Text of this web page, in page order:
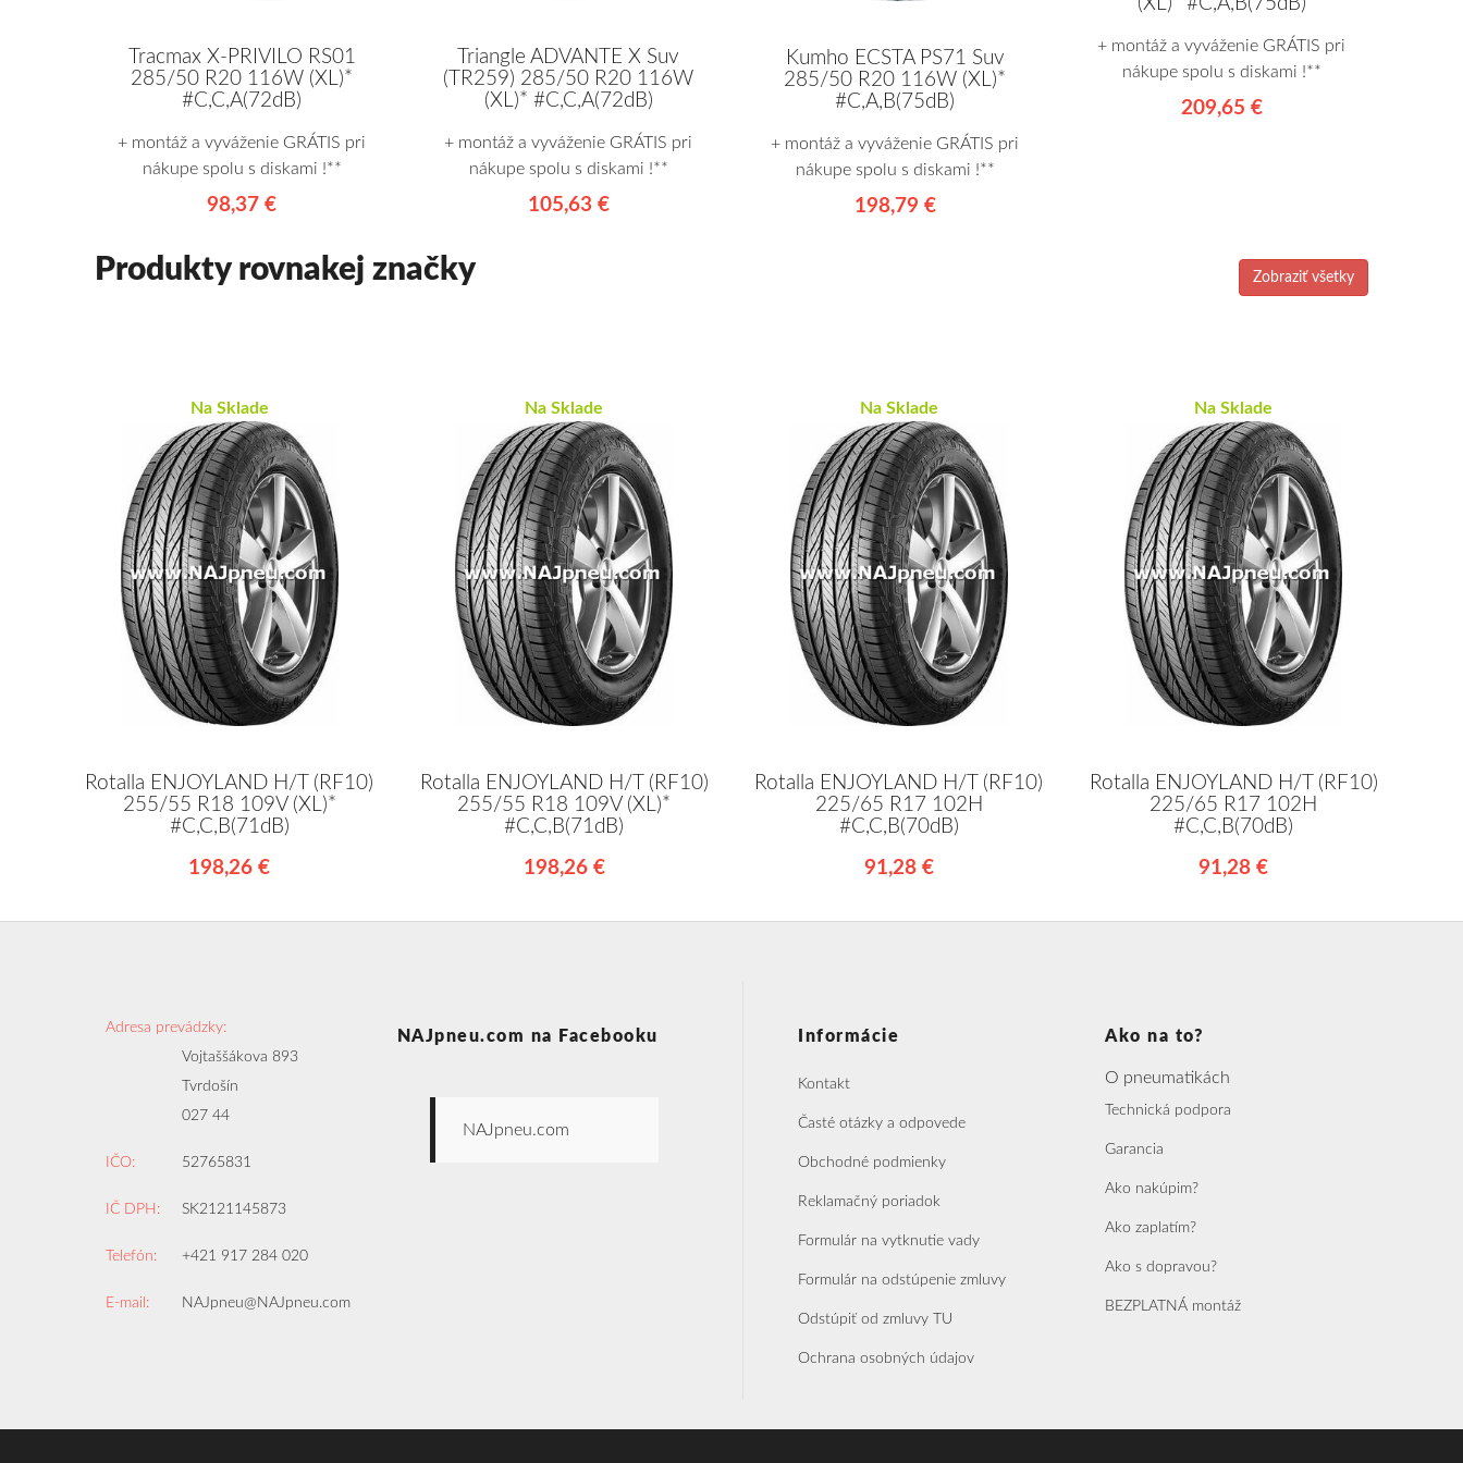
Tracmax X-PRIVILO RS01
285/50 R20 116W (XL)*
#C,C,A(72dB)
+ montáž a vyváženie GRÁTIS pri
nákupe spolu s diskami !**
98,37 €
Triangle ADVANTE X Suv
(TR259) 285/50 R20 116W
(XL)* #C,C,A(72dB)
+ montáž a vyváženie GRÁTIS pri
nákupe spolu s diskami !**
105,63 €
Kumho ECSTA PS71 Suv
285/50 R20 116W (XL)*
#C,A,B(75dB)
+ montáž a vyváženie GRÁTIS pri
nákupe spolu s diskami !**
198,79 €
+ montáž a vyváženie GRÁTIS pri
nákupe spolu s diskami !**
209,65 €
Produkty rovnakej značky Zobraziť všetky
Na Sklade
Rotalla ENJOYLAND H/T (RF10)
255/55 R18 109V (XL)*
#C,C,B(71dB)
198,26 €
Na Sklade
Rotalla ENJOYLAND H/T (RF10)
255/55 R18 109V (XL)*
#C,C,B(71dB)
198,26 €
Na Sklade
Rotalla ENJOYLAND H/T (RF10)
225/65 R17 102H
#C,C,B(70dB)
91,28 €
Na Sklade
Rotalla ENJOYLAND H/T (RF10)
225/65 R17 102H
#C,C,B(70dB)
91,28 €
Adresa prevádzky:
Vojtaššákova 893
Tvrdošín
027 44
IČO: 52765831
IČ DPH: SK2121145873
Telefón: +421 917 284 020
E-mail: NAJpneu@NAJpneu.com
NAJpneu.com na Facebooku
NAJpneu.com
Informácie
Kontakt
Časté otázky a odpovede
Obchodné podmienky
Reklamačný poriadok
Formulár na vytknutie vady
Formulár na odstúpenie zmluvy
Odstúpiť od zmluvy TU
Ochrana osobných údajov
Ako na to?
O pneumatikách
Technická podpora
Garancia
Ako nakúpim?
Ako zaplatím?
Ako s dopravou?
BEZPLATNÁ montáž